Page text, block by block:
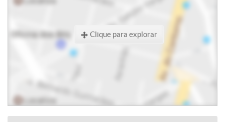
Clique para explorar